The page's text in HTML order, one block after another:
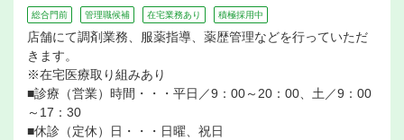
総合門前 管理職候補 在宅業務あり 積極採用中
店舗にて調剤業務、服薬指導、薬歴管理などを行っていただ
きます。
※在宅医療取り組みあり
■診療（営業）時間・・・平日／9：00～20：00、土／9：00
～17：30
■休診（定休）日・・・日曜、祝日